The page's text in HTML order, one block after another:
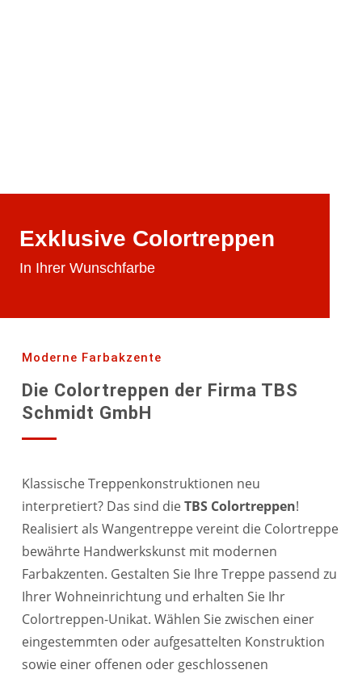
Exklusive Colortreppen
In Ihrer Wunschfarbe
Moderne Farbakzente
Die Colortreppen der Firma TBS
Schmidt GmbH
Klassische Treppenkonstruktionen neu
interpretiert? Das sind dieTBS Colortreppen!
Realisiert als Wangentreppe vereint die Colortreppe
bewährte Handwerkskunst mit modernen
Farbakzenten. Gestalten Sie Ihre Treppe passend zu
Ihrer Wohneinrichtung und erhalten Sie Ihr
Colortreppen-Unikat. Wählen Sie zwischen einer
eingestemmten oder aufgesattelten Konstruktion
sowie einer offenen oder geschlossenen